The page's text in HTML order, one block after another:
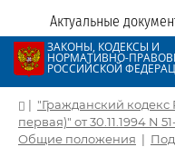
Актуальные
ЗАКОНЫ, КОДЕКСЫ И
НОРМАТИВНО-
РОССИЙСКОЙ
| "Гражданский
первая)" от 30.11.1994 N
Общие положения |